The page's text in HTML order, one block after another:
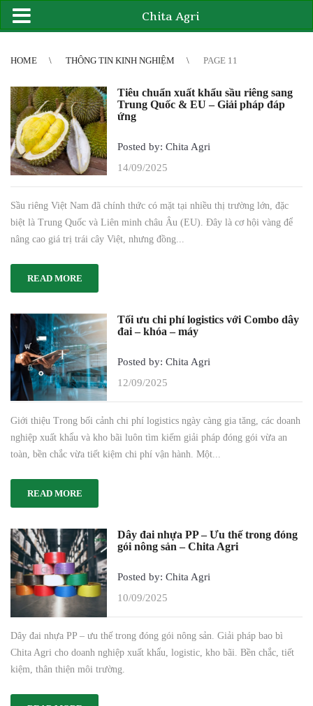
HOME THÔNG TIN KINH NGHIỆM PAGE 11
Tiêu chuẩn xuất khẩu sầu riêng sang
Trung Quốc & EU – Giải pháp đáp
ứng
Posted by: Chita Agri
14/09/2025
Sầu riêng Việt Nam đã chính thức có mặt tại nhiều thị trường lớn, đặc
biệt là Trung Quốc và Liên minh châu Âu (EU). Đây là cơ hội vàng để
nâng cao giá trị trái cây Việt, nhưng đồng...
READ MORE
Tối ưu chi phí logistics với Combo dây
đai – khóa – máy
Posted by: Chita Agri
12/09/2025
Giới thiệu Trong bối cảnh chi phí logistics ngày càng gia tăng, các doanh
nghiệp xuất khẩu và kho bãi luôn tìm kiếm giải pháp đóng gói vừa an
toàn, bền chắc vừa tiết kiệm chi phí vận hành. Một...
READ MORE
Dây đai nhựa PP – Ưu thế trong đóng
gói nông sản – Chita Agri
Posted by: Chita Agri
10/09/2025
Dây đai nhựa PP – ưu thế trong đóng gói nông sản. Giải pháp bao bì
Chita Agri cho doanh nghiệp xuất khẩu, logistic, kho bãi. Bền chắc, tiết
kiệm, thân thiện môi trường.
Chita Agri